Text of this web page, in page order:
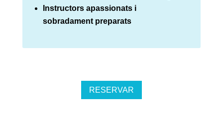
Instructors apassionats i
sobradament preparats
RESERVAR